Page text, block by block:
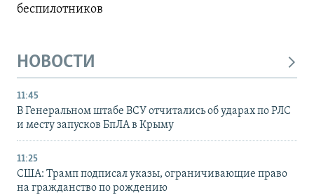
беспилотников
НОВОСТИ
11:45
В Генеральном штабе ВСУ отчитались об ударах по РЛС
и месту запусков БпЛА в Крыму
11:25
США: Трамп подписал указы, ограничивающие право
на гражданство по рождению